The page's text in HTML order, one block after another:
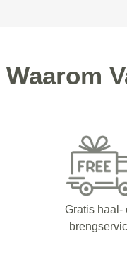
Waarom
Gratis haal-